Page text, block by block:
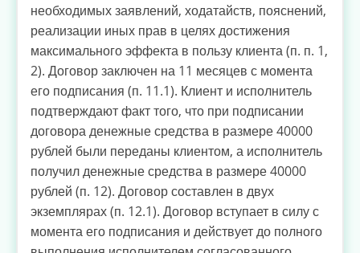
необходимых заявлений, ходатайств, пояснений,
реализации иных прав в целях достижения
максимального эффекта в пользу клиента (п. п. 1,
2). Договор заключен на 11 месяцев с момента
его подписания (п. 11.1). Клиент и исполнитель
подтверждают факт того, что при подписании
договора денежные средства в размере 40000
рублей были переданы клиентом, а исполнитель
получил денежные средства в размере 40000
рублей (п. 12). Договор составлен в двух
экземплярах (п. 12.1). Договор вступает в силу с
момента его подписания и действует до полного